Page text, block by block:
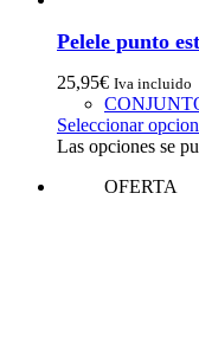
Pelele punto
25,95€ Iva incluido
Seleccionar
Las opciones se
OFERTA